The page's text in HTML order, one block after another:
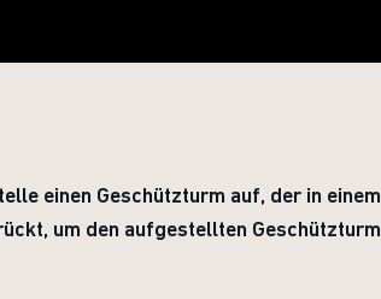
einen Geschützturm auf, der in einem
um den aufgestellten Geschützturm